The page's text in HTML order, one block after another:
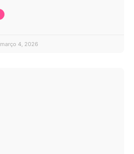
março 4, 2026